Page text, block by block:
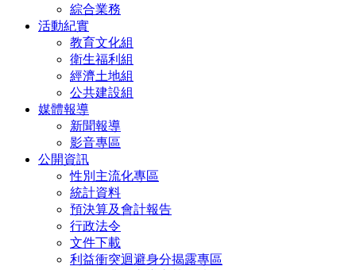
綜合業務
活動紀實
教育文化組
衛生福利組
經濟土地組
公共建設組
媒體報導
新聞報導
影音專區
公開資訊
性別主流化專區
統計資料
預決算及會計報告
行政法令
文件下載
利益衝突迴避身分揭露專區